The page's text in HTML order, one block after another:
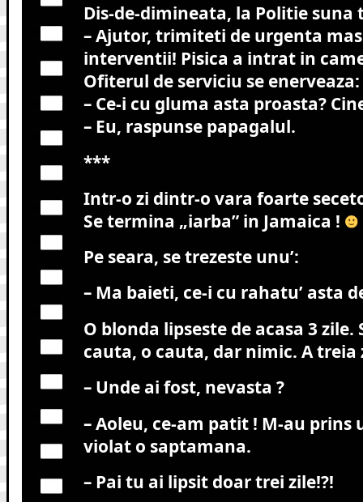
Dis-de-dimineata, la Politie suna
– Ajutor, trimiteti de urgenta
interventii! Pisica a intrat in
Ofiterul de serviciu se enerveaza:
– Ce-i cu gluma asta proasta?
– Eu, raspunse papagalul.
***
Intr-o zi dintr-o vara foarte
Se termina „iarba” in Jamaica !
Pe seara, se trezeste unu’:
– Ma baieti, ce-i cu rahatu’ asta
O blonda lipseste de acasa 3
cauta, o cauta, dar nimic. A treia
– Unde ai fost, nevasta ?
– Aoleu, ce-am patit ! M-au prins
violat o saptamana.
– Pai tu ai lipsit doar trei zile!?!